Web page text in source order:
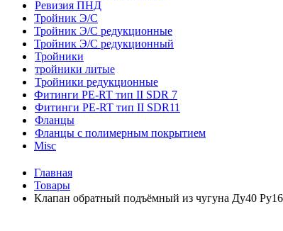
Ревизия ПНД
Тройник Э/С
Тройник Э/С редукционные
Тройник Э/С редукционный
Тройники
тройники литые
Тройники редукционные
Фитинги PE-RT тип II SDR 7
Фитинги PE-RT тип II SDR11
Фланцы
Фланцы с полимерным покрытием
Misc
Главная
Товары
Клапан обратный подъёмный из чугуна Ду40